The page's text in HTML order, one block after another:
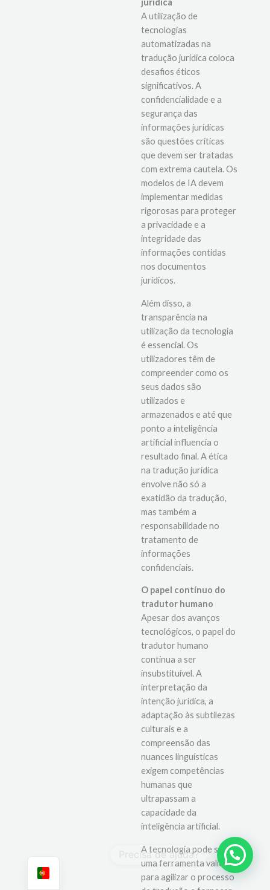
tradução automática
jurídica
A utilização de
tecnologias
automatizadas na
tradução jurídica coloca
desafios éticos
significativos. A
confidencialidade e a
segurança das
informações jurídicas
são questões críticas
que devem ser tratadas
com extrema cautela. Os
modelos de IA devem
implementar medidas
rigorosas para proteger
a privacidade e a
integridade das
informações contidas
nos documentos
jurídicos.
Além disso, a
transparência na
utilização da tecnologia
é essencial. Os
utilizadores têm de
compreender como os
seus dados são
utilizados e
armazenados e até que
ponto a inteligência
artificial influencia o
resultado final. A ética
na tradução jurídica
envolve não só a
exatidão da tradução,
mas também a
responsabilidade no
tratamento de
informações
confidenciais.
O papel contínuo do
tradutor humano
Apesar dos avanços
tecnológicos, o papel do
tradutor humano
continua a ser
insubstituível. A
interpretação da
intenção jurídica, a
adaptação às subtilezas
culturais e a
compreensão das
nuances linguísticas
exigem competências
humanas que
ultrapassam a
capacidade da
inteligência artificial.
A tecnologia pode ser
uma ferramenta valiosa